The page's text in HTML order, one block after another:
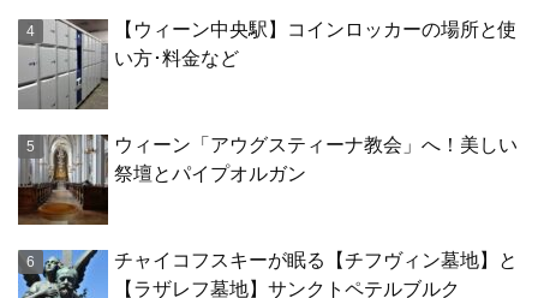
【ウィーン中央駅】コインロッカーの場所と使
い方･料金など
ウィーン「アウグスティーナ教会」へ！美しい
祭壇とパイプオルガン
チャイコフスキーが眠る【チフヴィン墓地】と
【ラザレフ墓地】サンクトペテルブルク